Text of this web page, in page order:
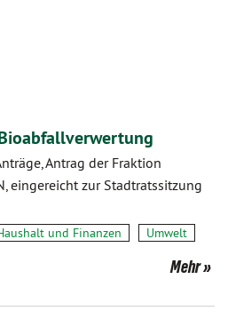
Antrag der Fraktion
eingereicht zur Stadtratssitzung
und Finanzen Umwelt
Mehr